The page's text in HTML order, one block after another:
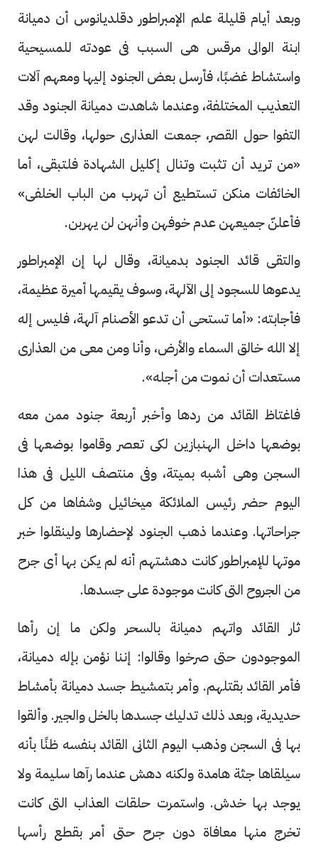
وبعد أيام قليلة علم الإمبراطور دقلديانوس أن دميانة
ابنة الوالى مرقس هى السبب فى عودته للمسيحية
واستشاط غضبًا، فأرسل بعض الجنود إليها ومعهم آلات
التعذيب المختلفة، وعندما شاهدت دميانة الجنود وقد
التفوا حول القصر، جمعت العذارى حولها، وقالت لهن
«من تريد أن تثبت وتنال إكليل الشهادة فلتبقى، أما
الخائفات منكن تستطيع أن تهرب من الباب الخلفى»
فأعلنّ جميعهن عدم خوفهن وأنهن لن يهربن.
والتقى قائد الجنود بدميانة، وقال لها إن الإمبراطور
يدعوها للسجود إلى الآلهة، وسوف يقيمها أميرة عظيمة،
فأجابته: «أما تستحى أن تدعو الأصنام آلهة، فليس إله
إلا الله خالق السماء والأرض، وأنا ومن معى من العذارى
مستعدات أن نموت من أجله».
فاغتاظ القائد من ردها وأخبر أربعة جنود ممن معه
بوضعها داخل الهنبازين لكى تعصر وقاموا بوضعها فى
السجن وهى أشبه بميتة، وفى منتصف الليل فى هذا
اليوم حضر رئيس الملائكة ميخائيل وشفاها من كل
جراحاتها. وعندما ذهب الجنود لإحضارها ولينقلوا خبر
موتها للإمبراطور كانت دهشتهم أنه لم يكن بها أى جرح
من الجروح التى كانت موجودة على جسدها.
ثار القائد واتهم دميانة بالسحر ولكن ما إن رأها
الموجودون حتى صرخوا وقالوا: إننا نؤمن بإله دميانة،
فأمر القائد بقتلهم. وأمر بتمشيط جسد دميانة بأمشاط
حديدية، وبعد ذلك تدليك جسدها بالخل والجير. وألقوا
بها فى السجن وذهب اليوم الثانى القائد بنفسه ظنًا بأنه
سيلقاها جثة هامدة ولكنه دهش عندما رآها سليمة ولا
يوجد بها خدش. واستمرت حلقات العذاب التى كانت
تخرج منها معافاة دون جرح حتى أمر بقطع رأسها